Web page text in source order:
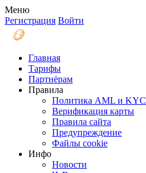
Меню
Регистрация Войти
Главная
Тарифы
Партнёрам
Правила
Политика AML и KYC
Верификация карты
Правила сайта
Предупреждение
Файлы coоkie
Инфо
Новости